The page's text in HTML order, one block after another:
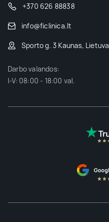
+370 626 88838
info@ficlinica.lt
Sporto g. 3 Kaunas, Lietuva
Darbo valandos:
I-V: 08:00 - 18:00 val.